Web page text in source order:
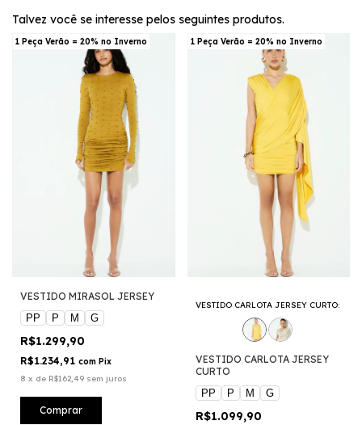
Talvez você se interesse pelos seguintes produtos.
1 Peça Verão = 20% no Inverno
VESTIDO MIRASOL JERSEY
PP
P M G
R$1.299,90
R$1.234,91 com Pix
8 x de R$162,49 sem juros
Comprar
1 Peça Verão = 20% no Inverno
VESTIDO CARLOTA JERSEY CURTO:
VESTIDO CARLOTA JERSEY
CURTO
PP
P M G
R$1.099,90